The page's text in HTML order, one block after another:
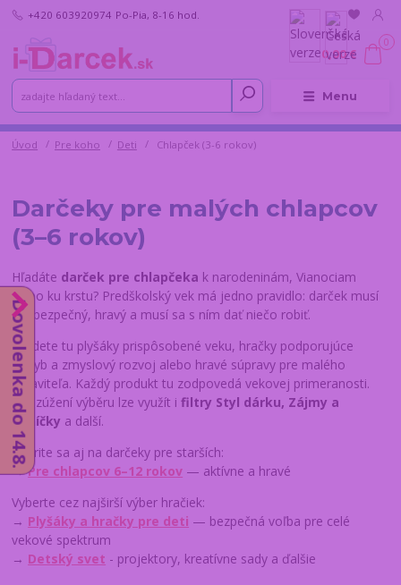
Menu
+420 603920974 Po-Pia, 8-16 hod.
0
0,00 €
Úvod Pre koho Deti Chlapček (3-6 rokov)
Darčeky pre malých chlapcov
(3–6 rokov)
Hľadáte darček pre chlapčeka k narodeninám, Vianociam
alebo ku krstu? Predškolský vek má jedno pravidlo: darček musí
byť bezpečný, hravý a musí sa s ním dať niečo robiť.
Nájdete tu plyšáky prispôsobené veku, hračky podporujúce
pohyb a zmyslový rozvoj alebo hravé súpravy pre malého
objaviteľa. Každý produkt tu zodpovedá vekovej primeranosti.
Pro zúžení výběru lze využít ifiltry Styl dárku, Zájmy a
koníčky a další.
Pozrite sa aj na darčeky pre starších:
→Pre chlapcov 6–12 rokov — aktívne a hravé
Vyberte cez najširší výber hračiek:
→ Plyšáky a hračky pre deti — bezpečná voľba pre celé
vekové spektrum
→ Detský svet - projektory, kreatívne sady a ďalšie
Dovolenka do 14.8.